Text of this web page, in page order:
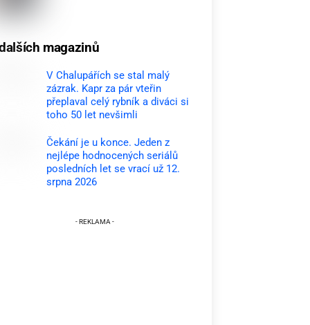
magazinů
V Chalupářích se stal malý
zázrak. Kapr za pár vteřin
přeplaval celý rybník a diváci si
toho 50 let nevšimli
Čekání je u konce. Jeden z
nejlépe hodnocených seriálů
posledních let se vrací už 12.
srpna 2026